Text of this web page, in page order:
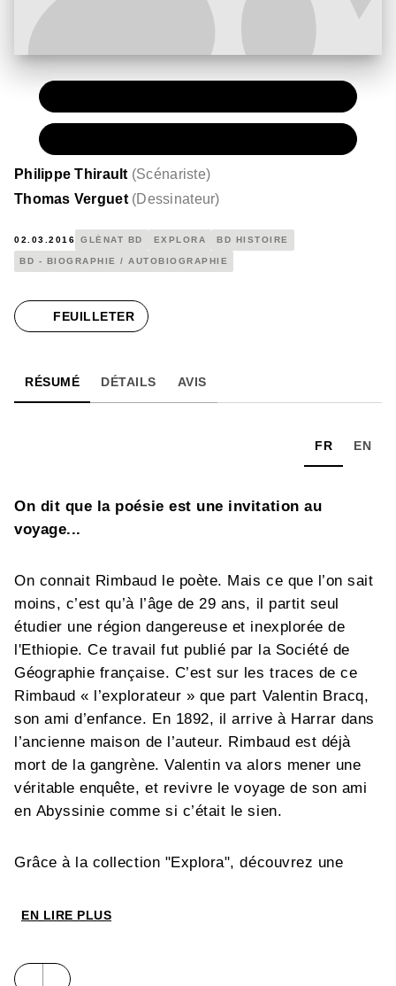
Philippe Thirault (Scénariste)
Thomas Verguet (Dessinateur)
02.03.2016 GLÉNAT BD EXPLORA BD HISTOIRE
BD - BIOGRAPHIE / AUTOBIOGRAPHIE
FEUILLETER
RÉSUMÉ DÉTAILS AVIS
FR EN
On dit que la poésie est une invitation au
voyage...
On connait Rimbaud le poète. Mais ce que l’on sait
moins, c’est qu’à l’âge de 29 ans, il partit seul
étudier une région dangereuse et inexplorée de
l'Ethiopie. Ce travail fut publié par la Société de
Géographie française. C’est sur les traces de ce
Rimbaud « l’explorateur » que part Valentin Bracq,
son ami d’enfance. En 1892, il arrive à Harrar dans
l’ancienne maison de l’auteur. Rimbaud est déjà
mort de la gangrène. Valentin va alors mener une
véritable enquête, et revivre le voyage de son ami
en Abyssinie comme si c’était le sien.
Grâce à la collection "Explora", découvrez une
français : Rimbaud, l’explorateur maudit. Celui
flamboyante.
EN LIRE PLUS